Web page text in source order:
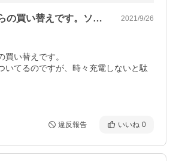
以前の電池式からの買い替えです。ソーラ… 2021/9/26
買い替えです。
いてるのですが、時々充電しないと駄
違反報告 いいね 0